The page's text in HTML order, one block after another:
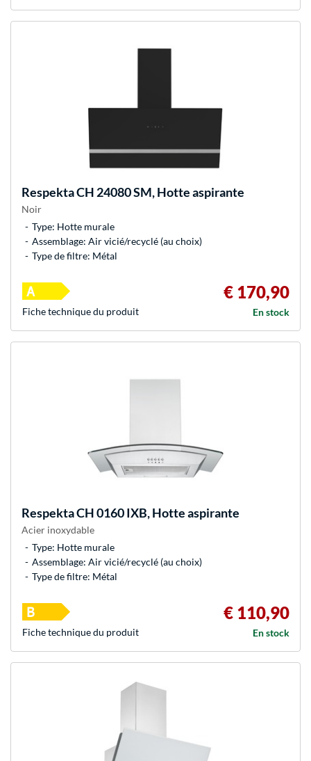
RespektaCH 24080 SM, Hotte aspirante
Noir
Type: Hotte murale
Assemblage: Air vicié/recyclé (au choix)
Type de filtre: Métal
€ 170,90
En stock
Fiche technique du produit
RespektaCH 0160 IXB, Hotte aspirante
Acier inoxydable
Type: Hotte murale
Assemblage: Air vicié/recyclé (au choix)
Type de filtre: Métal
€ 110,90
En stock
Fiche technique du produit